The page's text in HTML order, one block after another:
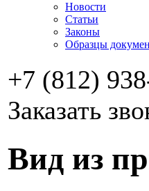
Новости
Статьи
Законы
Образцы
+7 (812)
Заказать
Вид из